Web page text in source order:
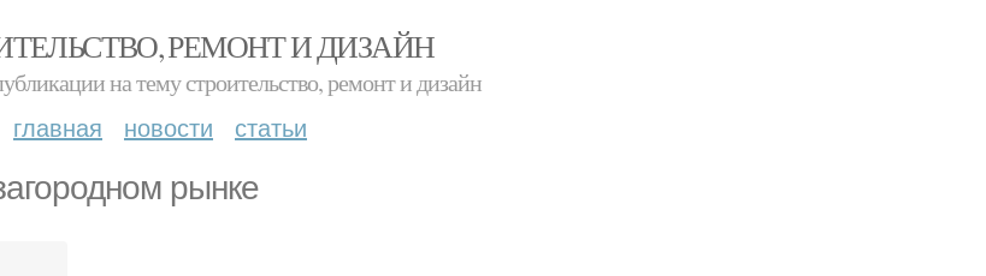
РЕМОНТ И ДИЗАЙН
на тему строительство, ремонт и дизайн
главная новости статьи
рынке